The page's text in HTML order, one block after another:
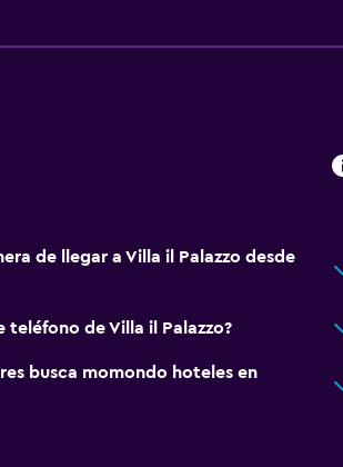
de llegar a Villa il Palazzo desde
teléfono de Villa il Palazzo?
busca momondo hoteles en